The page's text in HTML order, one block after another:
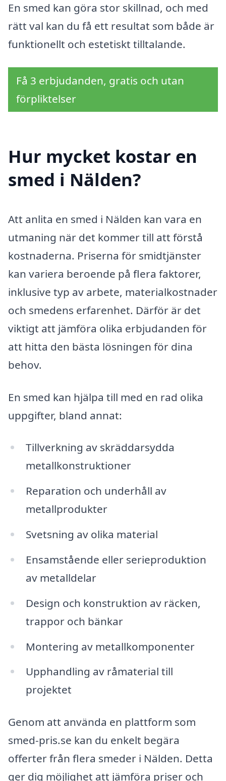
En smed kan göra stor skillnad, och med
rätt val kan du få ett resultat som både är
funktionellt och estetiskt tilltalande.
Få 3 erbjudanden, gratis och utan
förpliktelser
Hur mycket kostar en
smed i Nälden?
Att anlita en smed i Nälden kan vara en
utmaning när det kommer till att förstå
kostnaderna. Priserna för smidtjänster
kan variera beroende på flera faktorer,
inklusive typ av arbete, materialkostnader
och smedens erfarenhet. Därför är det
viktigt att jämföra olika erbjudanden för
att hitta den bästa lösningen för dina
behov.
En smed kan hjälpa till med en rad olika
uppgifter, bland annat:
Tillverkning av skräddarsydda
metallkonstruktioner
Reparation och underhåll av
metallprodukter
Svetsning av olika material
Ensamstående eller serieproduktion
av metalldelar
Design och konstruktion av räcken,
trappor och bänkar
Montering av metallkomponenter
Upphandling av råmaterial till
projektet
Genom att använda en plattform som
smed-pris.se kan du enkelt begära
offerter från flera smeder i Nälden. Detta
ger dig möjlighet att jämföra priser och